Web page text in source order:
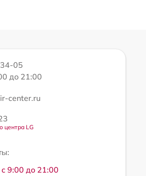
05
до 21:00
center.ru
центра LG
9:00 до 21:00